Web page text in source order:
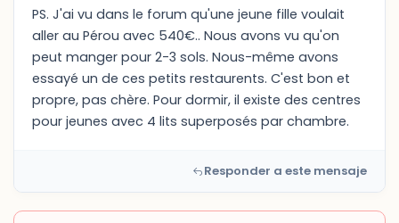
PS. J'ai vu dans le forum qu'une jeune fille voulait
aller au Pérou avec 540€.. Nous avons vu qu'on
peut manger pour 2-3 sols. Nous-même avons
essayé un de ces petits restaurents. C'est bon et
propre, pas chère. Pour dormir, il existe des centres
pour jeunes avec 4 lits superposés par chambre.
Responder a este mensaje